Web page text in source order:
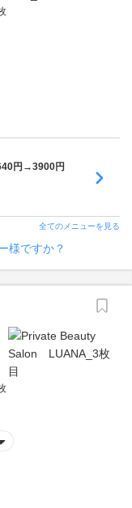
円→3900円
全てのメニューを見る
様ですか？